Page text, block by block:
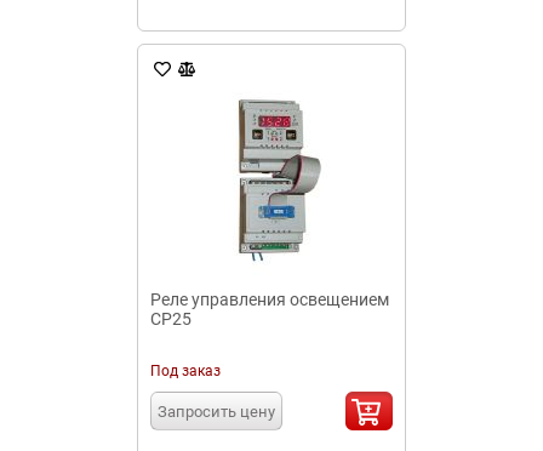
Реле управления освещением
СР25
Под заказ
Запросить цену